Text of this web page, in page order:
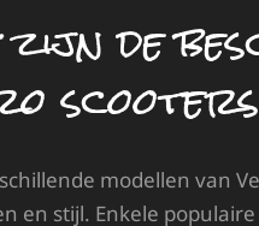
de
modellen van
en stijl. Enkele populaire